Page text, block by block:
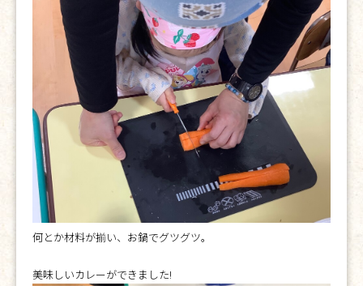
何とか材料が揃い、お鍋でグツグツ。
美味しいカレーができました!